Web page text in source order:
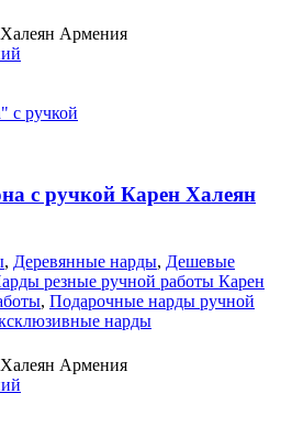
Армения
с ручкой Карен Халеян
, Деревянные нарды, Дешевые
резные ручной работы Карен
, Подарочные нарды ручной
нарды
Армения